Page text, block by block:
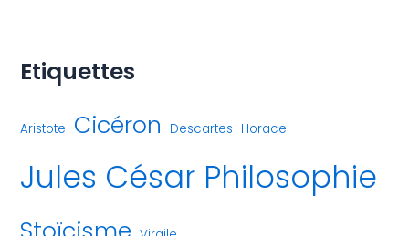
Etiquettes
Aristote Cicéron Descartes Horace
Jules César Philosophie